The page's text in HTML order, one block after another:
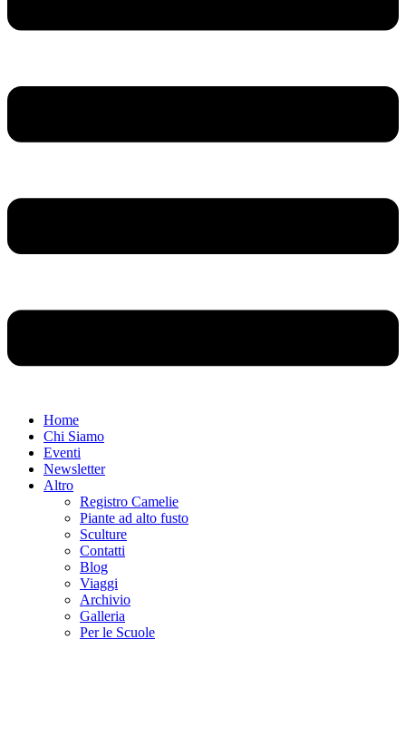
Home
Chi Siamo
Eventi
Newsletter
Altro
Registro Camelie
Piante ad alto fusto
Sculture
Contatti
Blog
Viaggi
Archivio
Galleria
Per le Scuole